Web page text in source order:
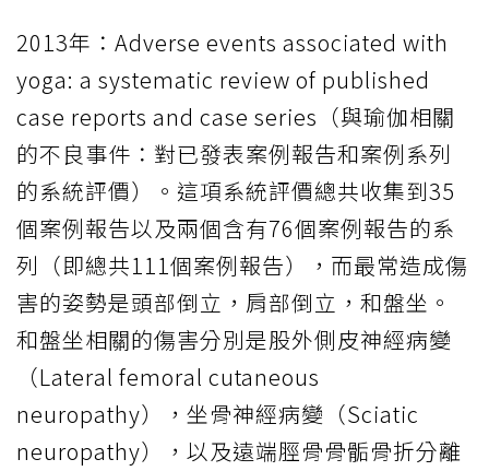
2013年：Adverse events associated with
yoga: a systematic review of published
case reports and case series（與瑜伽相關
的不良事件：對已發表案例報告和案例系列
的系統評價）。這項系統評價總共收集到35
個案例報告以及兩個含有76個案例報告的系
列（即總共111個案例報告），而最常造成傷
害的姿勢是頭部倒立，肩部倒立，和盤坐。
和盤坐相關的傷害分別是股外側皮神經病變
（Lateral femoral cutaneous
neuropathy），坐骨神經病變（Sciatic
neuropathy），以及遠端脛骨骨骺骨折分離